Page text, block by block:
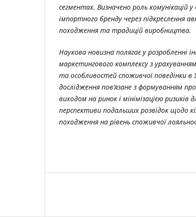
сегментах. Визначено роль комунікацій
імпортного бренду через підкреслення
походження та традицій виробництва.
Наукова новизна полягає у розробленні
маркетингового комплексу з
та особливостей споживчої поведінки в
дослідження пов’язане з формуванням
виходом на ринок і мінімізацією ризиків
перспективи подальших розвідок щодо
походження на рівень споживчої